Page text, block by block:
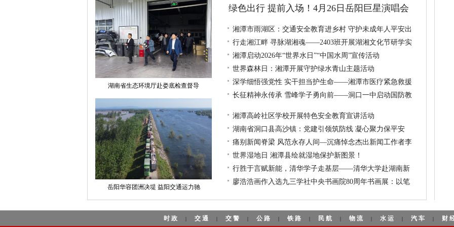
湖南省生态环境厅赴娄底检查督导
岳阳华容团洲决堤 益阳交通运力驰
绿色出行 提前入场！4月26日岳阳巨星演唱会
湘潭市雨湖区：交通安全教育进乡村 守护未成年人平安出
行走湘江畔 寻脉湖湘魂——2403班开展湖湘文化节研学实
湘潭启动2026年“世界水日”“中国水周”宣传活动
世界森林日：湘潭开展守护绿水青山主题活动
深学细悟强党性 实干担当护生命——湘潭市医疗紧急救援
长征精神永传承 雪峰学子勇向前——洞口一中启动国防教
湘潭高岭社区学校开展特色安全教育宣讲活动
湖南省洞口县高沙镇：党建引领筑防线 凝心聚力保平安
痛别新闻脊梁 风范永存人间—沉痛悼念杰出新闻工作者李
世界湿地日 湘潭县绘就湿地保护新图景！
行胜于言赋新能，清华学子走基层——清华大学赴湖南新
廖浩浩画作入选九三学社中央书画院80周年书画展：以笔
时政 | 交通 | 交警 | 公路 | 铁路 | 民航 | 物流 | 水运 | 汽车 | 财